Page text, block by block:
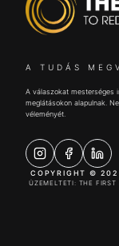
A TUDÁS
A válaszokat mesterséges
meglátásokon alapulnak.
véleményét.
COPYRIGHT ©
ÜZEMELTETI: THE FIRST